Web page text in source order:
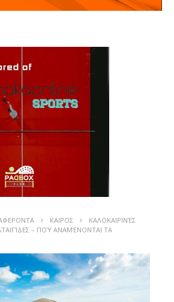
ΚΑΙΡΟΣ
ΚΑΛΟΚΑΙΡΙΝΈΣ
– ΠΟΎ ΑΝΑΜΈΝΟΝΤΑΙ ΤΑ